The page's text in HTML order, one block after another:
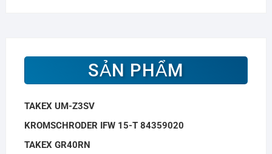
SẢN PHẨM
TAKEX UM-Z3SV
KROMSCHRODER IFW 15-T 84359020
TAKEX GR40RN